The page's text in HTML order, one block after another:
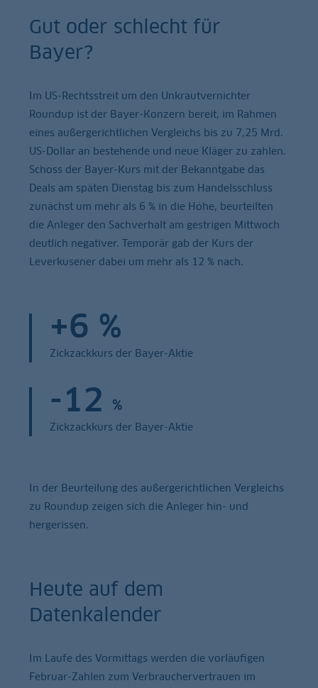
Gut oder schlecht für
Bayer?
Im US-Rechtsstreit um den Unkrautvernichter
Roundup ist der Bayer-Konzern bereit, im Rahmen
eines außergerichtlichen Vergleichs bis zu 7,25 Mrd.
US-Dollar an bestehende und neue Kläger zu zahlen.
Schoss der Bayer-Kurs mit der Bekanntgabe das
Deals am späten Dienstag bis zum Handelsschluss
zunächst um mehr als 6 % in die Höhe, beurteilten
die Anleger den Sachverhalt am gestrigen Mittwoch
deutlich negativer. Temporär gab der Kurs der
Leverkusener dabei um mehr als 12 % nach.
+6 %
Zickzackkurs der Bayer-Aktie
-12 %
Zickzackkurs der Bayer-Aktie
In der Beurteilung des außergerichtlichen Vergleichs
zu Roundup zeigen sich die Anleger hin- und
hergerissen.
Heute auf dem
Datenkalender
Im Laufe des Vormittags werden die vorläufigen
Februar-Zahlen zum Verbrauchervertrauen im